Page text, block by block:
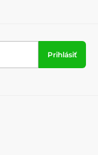
Prihlásiť